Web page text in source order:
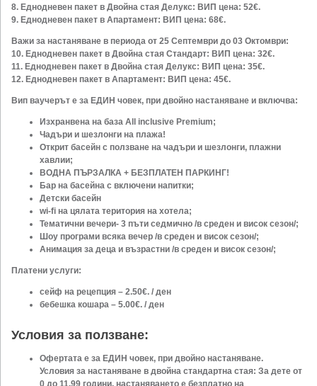
8. Еднодневен пакет в Двойна стая Делукс: ВИП цена: 52€.
9. Еднодневен пакет в Апартамент: ВИП цена: 68€.
Важи за настаняване в периода от 25 Септември до 03 Октомври:
10. Еднодневен пакет в Двойна стая Стандарт: ВИП цена: 32€.
11. Еднодневен пакет в Двойна стая Делукс: ВИП цена: 35€.
12. Еднодневен пакет в Апартамент: ВИП цена: 45€.
Вип ваучерът е за ЕДИН човек, при двойно настаняване и включва:
Изхранвена на база All inclusive Premium;
Чадъри и шезлонги на плажа!
Открит басейн с ползване на чадъри и шезлонги, плажни
хавлии;
ВОДНА ПЪРЗАЛКА + БЕЗПЛАТЕН ПАРКИНГ!
Бар на басейна с включени напитки;
Детски басейн
wi-fi на цялата територия на хотела;
Тематични вечери- 3 пъти седмично /в среден и висок сезон/;
Шоу програми всяка вечер /в среден и висок сезон/;
Анимация за деца и възрастни /в среден и висок сезон/;
Платени услуги:
сейф на рецепция – 2.50€. / ден
бебешка кошара – 5.00€. / ден
Условия за ползване:
Офертата е за ЕДИН човек, при двойно настаняване.
Условия за настаняване в двойна стандартна стая: ​ За дете от
0 до 11.99 години, настаняването е безплатно на